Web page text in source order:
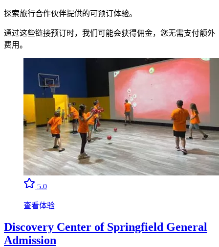
探索旅行合作伙伴提供的可预订体验。
通过这些链接预订时，我们可能会获得佣金，您无需支付额外
费用。
5.0
查看体验
Discovery Center of Springfield General
Admission